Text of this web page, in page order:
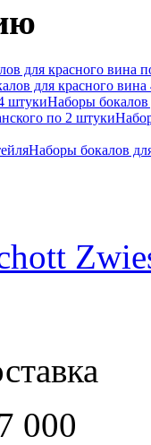
для красного вина
для красного
штукиНаборы бокалов
по 2 штуки
Наборы бокалов
000